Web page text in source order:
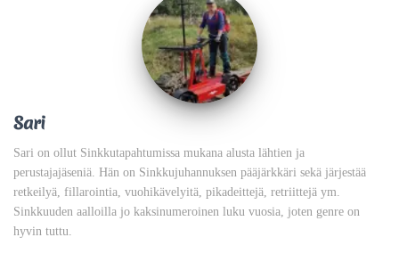
Sari
Sari on ollut Sinkkutapahtumissa mukana alusta lähtien ja
perustajajäseniä. Hän on Sinkkujuhannuksen pääjärkkäri sekä järjestää
retkeilyä, fillarointia, vuohikävelyitä, pikadeittejä, retriittejä ym.
Sinkkuuden aalloilla jo kaksinumeroinen luku vuosia, joten genre on
hyvin tuttu.